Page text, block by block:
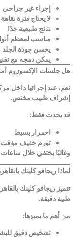
إجراء غير جراحي
لا يحتاج فترة
نتائج طبيعية جدًا
مناسب لمعظم
يحسن جودة الجلد
يمكن دمجه مع
هل جلسات الإكسوزوم
نعم، عند إجرائها داخل
إشراف طبيب مختص.
قد يحدث فقط:
احمرار بسيط
تورم خفيف مؤقت
وغالبًا يختفي خلال ساعات
لماذا ريجافو كلينك
تتميز ريجافو كلينك
طبية دقيقة.
من أهم ما يميزها:
تشخيص دقيق